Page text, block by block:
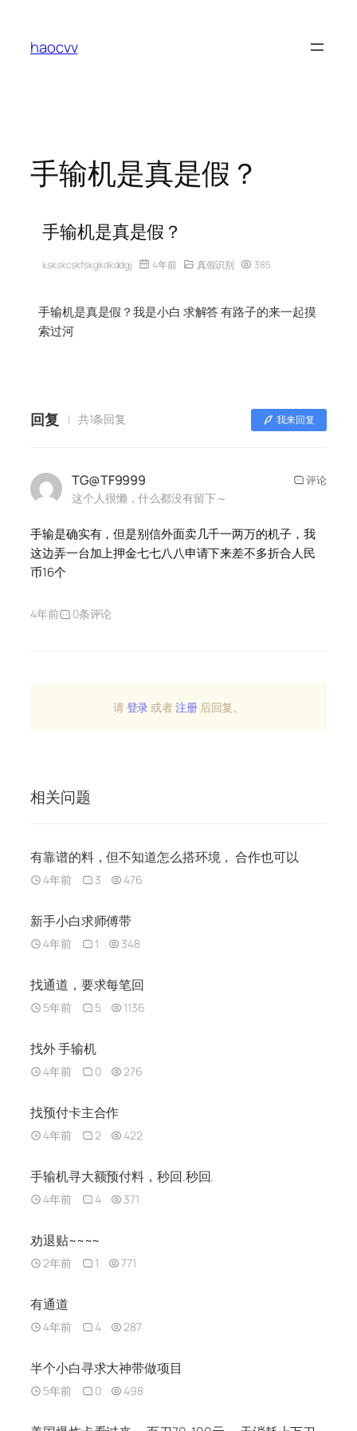
haocvv
手输机是真是假？
手输机是真是假？
kskskcskfskgkdkddgj 4年前 真假识别 385
手输机是真是假？我是小白 求解答 有路子的来一起摸
索过河
回复 共1条回复 我来回复
TG@TF9999
这个人很懒，什么都没有留下～
评论
手输是确实有，但是别信外面卖几千一两万的机子，我
这边弄一台加上押金七七八八申请下来差不多折合人民
币16个
4年前 0条评论
请登录或者注册后回复。
相关问题
有靠谱的料，但不知道怎么搭环境， 合作也可以
4年前 3 476
新手小白求师傅带
4年前 1 348
找通道，要求每笔回
5年前 5 1136
找外 手输机
4年前 0 276
找预付卡主合作
4年前 2 422
手输机寻大额预付料，秒回.秒回.
4年前 4 371
劝退贴~~~~
2年前 1 771
有通道
4年前 4 287
半个小白寻求大神带做项目
5年前 0 498